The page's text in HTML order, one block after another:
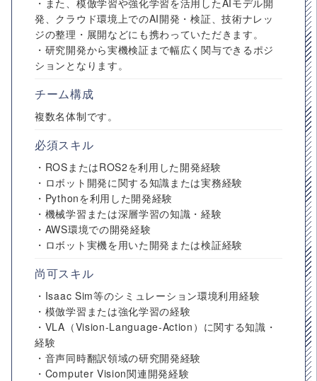
・また、模倣学習や強化学習を活用したAIモデル開
発、クラウド環境上でのAI開発・検証、技術ナレッ
ジの整理・展開などにも携わっていただきます。
・研究開発から実機検証まで幅広く関与できるポジ
ションとなります。
チーム構成
複数名体制です。
必須スキル
・ROSまたはROS2を利用した開発経験
・ロボット開発に関する知識または実務経験
・Pythonを利用した開発経験
・機械学習または深層学習の知識・経験
・AWS環境での開発経験
・ロボット実機を用いた開発または検証経験
尚可スキル
・Isaac Sim等のシミュレーション環境利用経験
・模倣学習または強化学習の経験
・VLA（Vision-Language-Action）に関する知識・
経験
・音声同時翻訳領域の研究開発経験
・Computer Vision関連開発経験